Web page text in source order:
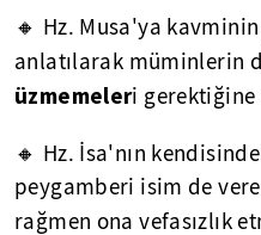
🔸 Hz. Musa'ya
anlatılarak müminlerin
üzmemeleri
🔸 Hz. İsa'nın
peygamberi isim de
rağmen ona vefasızlık